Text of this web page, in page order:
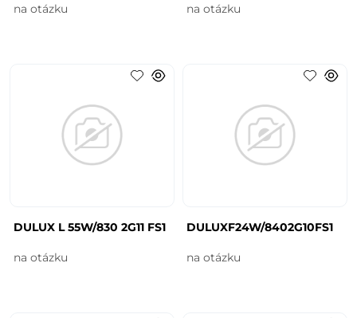
na otázku na otázku
DULUX L 55W/830 2G11 FS1
na otázku
DULUXF24W/8402G10FS1
na otázku